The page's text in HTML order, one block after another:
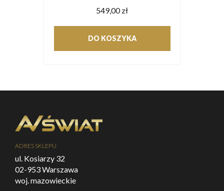
549,00 zł
DO KOSZYKA
ADRES SKLEPU
ul. Kosiarzy 32
02-953 Warszawa
woj. mazowieckie